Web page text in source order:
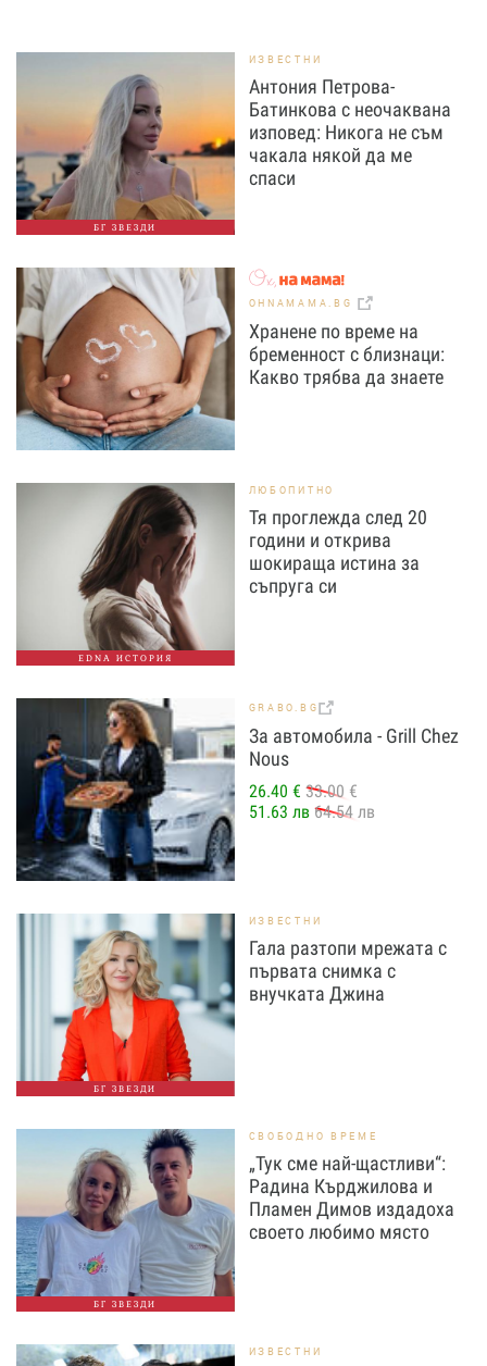
БГ ЗВЕЗДИ
ИЗВЕСТНИ
Антония Петрова-
Батинкова с неочаквана
изповед: Никога не съм
чакала някой да ме
спаси
OHNAMAMA.BG
Хранене по време на
бременност с близнаци:
Какво трябва да знаете
EDNA ИСТОРИЯ
ЛЮБОПИТНО
Тя проглежда след 20
години и открива
шокираща истина за
съпруга си
GRABO.BG
За автомобила - Grill Chez
Nous
26.40 € 33.00 €
51.63 лв 64.54 лв
БГ ЗВЕЗДИ
ИЗВЕСТНИ
Гала разтопи мрежата с
първата снимка с
внучката Джина
БГ ЗВЕЗДИ
СВОБОДНО ВРЕМЕ
„Тук сме най-щастливи“:
Радина Кърджилова и
Пламен Димов издадоха
своето любимо място
ИЗВЕСТНИ